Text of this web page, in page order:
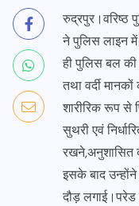
रुद्रपुर।वरिष्ठ
ने पुलिस लाइन में
ही पुलिस बल की
तथा वर्दी
शारीरिक रूप से
सुथरी एवं
रखने,अनुशासित
इसके बाद
दौड़ लगाई।परेड